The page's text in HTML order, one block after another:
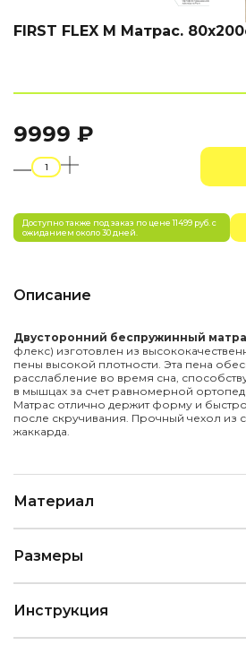
FIRST FLEX M Матрас.
9999 ₽
Доступно также под заказ по цене 11499 руб. с
ожиданием около 30 дней.
Описание
Двусторонний беспружинный
флекс) изготовлен из
пены высокой плотности. Эта пена
расслабление во время сна,
в мышцах за счет равномерной
Матрас отлично держит форму и быстро
после скручивания. Прочный чехол из
жаккарда.
Материал
Размеры
Инструкция